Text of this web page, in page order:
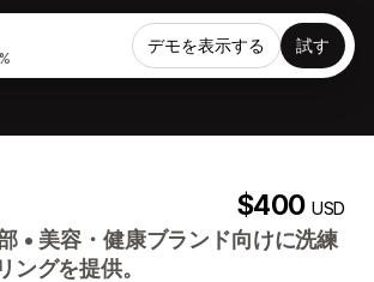
デモを表示する 試す
$400USD
• 美容・健康ブランド向けに洗練
ングを提供。